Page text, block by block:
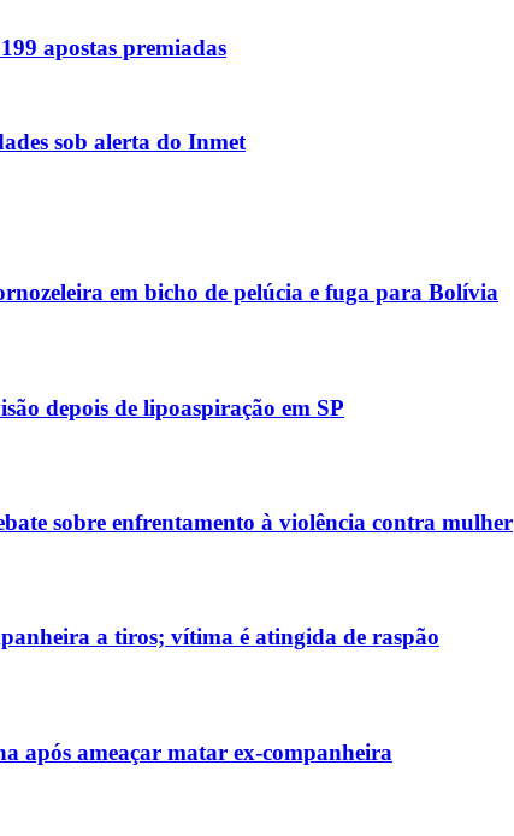
apostas premiadas
sob alerta do Inmet
em bicho de pelúcia e fuga para Bolívia
depois de lipoaspiração em SP
sobre enfrentamento à violência contra mulher
a tiros; vítima é atingida de raspão
após ameaçar matar ex-companheira